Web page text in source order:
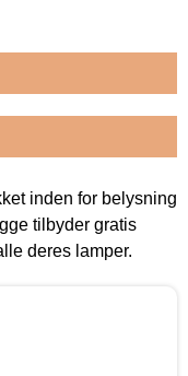
inden for belysning
tilbyder gratis
deres lamper.